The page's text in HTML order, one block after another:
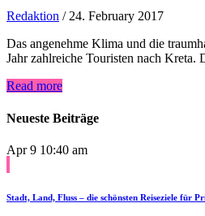
Redaktion / 24. February 2017
Das angenehme Klima und die
Jahr zahlreiche Touristen nach
Read more
Neueste Beiträge
Apr 9 10:40 am
Stadt, Land, Fluss – die schönsten Reiseziele für